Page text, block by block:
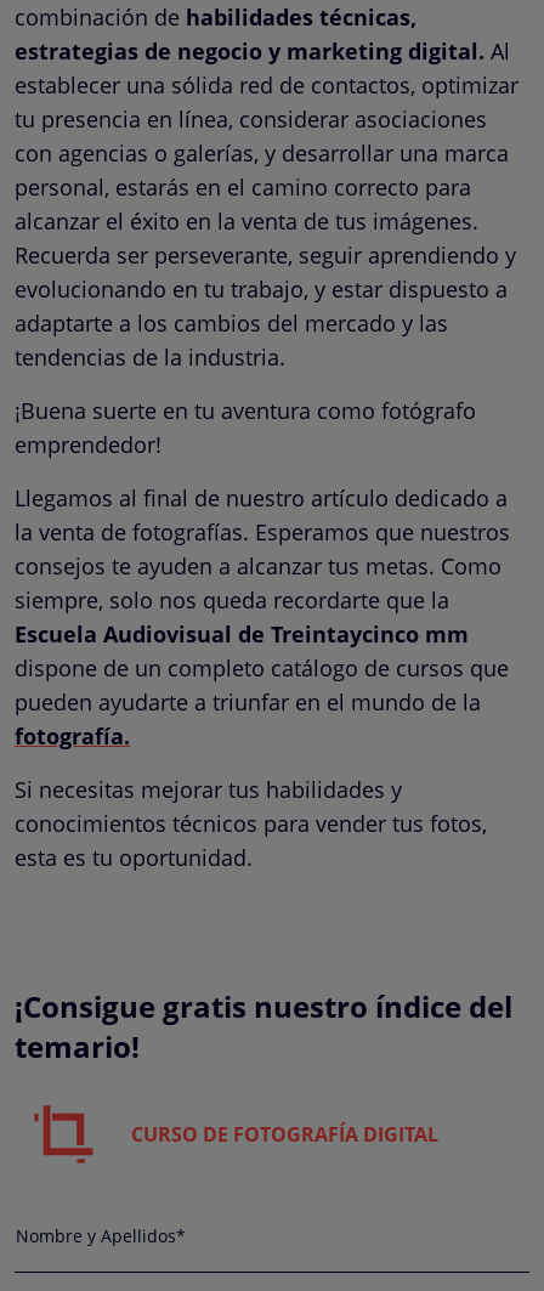
combinación de habilidades técnicas,
estrategias de negocio y marketing digital. Al
establecer una sólida red de contactos, optimizar
tu presencia en línea, considerar asociaciones
con agencias o galerías, y desarrollar una marca
personal, estarás en el camino correcto para
alcanzar el éxito en la venta de tus imágenes.
Recuerda ser perseverante, seguir aprendiendo y
evolucionando en tu trabajo, y estar dispuesto a
adaptarte a los cambios del mercado y las
tendencias de la industria.
¡Buena suerte en tu aventura como fotógrafo
emprendedor!
Llegamos al final de nuestro artículo dedicado a
la venta de fotografías. Esperamos que nuestros
consejos te ayuden a alcanzar tus metas. Como
siempre, solo nos queda recordarte que la
Escuela Audiovisual de Treintaycinco mm
dispone de un completo catálogo de cursos que
pueden ayudarte a triunfar en el mundo de la
fotografía.
Si necesitas mejorar tus habilidades y
conocimientos técnicos para vender tus fotos,
esta es tu oportunidad.
¡Consigue gratis nuestro índice del
temario!
CURSO DE FOTOGRAFÍA DIGITAL
Nombre y Apellidos*